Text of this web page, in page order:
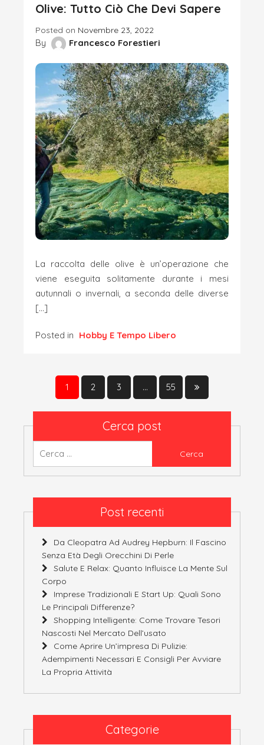
Olive: Tutto Ciò Che Devi Sapere
Posted on Novembre 23, 2022
By Francesco Forestieri
La raccolta delle olive è un’operazione che
viene eseguita solitamente durante i mesi
autunnali o invernali, a seconda delle diverse
[…]
Posted in Hobby E Tempo Libero
Paginazione
articoli
1 2 3 … 55
Cerca post
Post recenti
Da Cleopatra Ad Audrey Hepburn: Il Fascino
Senza Età Degli Orecchini Di Perle
Salute E Relax: Quanto Influisce La Mente Sul
Corpo
Imprese Tradizionali E Start Up: Quali Sono
Le Principali Differenze?
Shopping Intelligente: Come Trovare Tesori
Nascosti Nel Mercato Dell’usato
Come Aprire Un’impresa Di Pulizie:
Adempimenti Necessari E Consigli Per Avviare
La Propria Attività
Categorie